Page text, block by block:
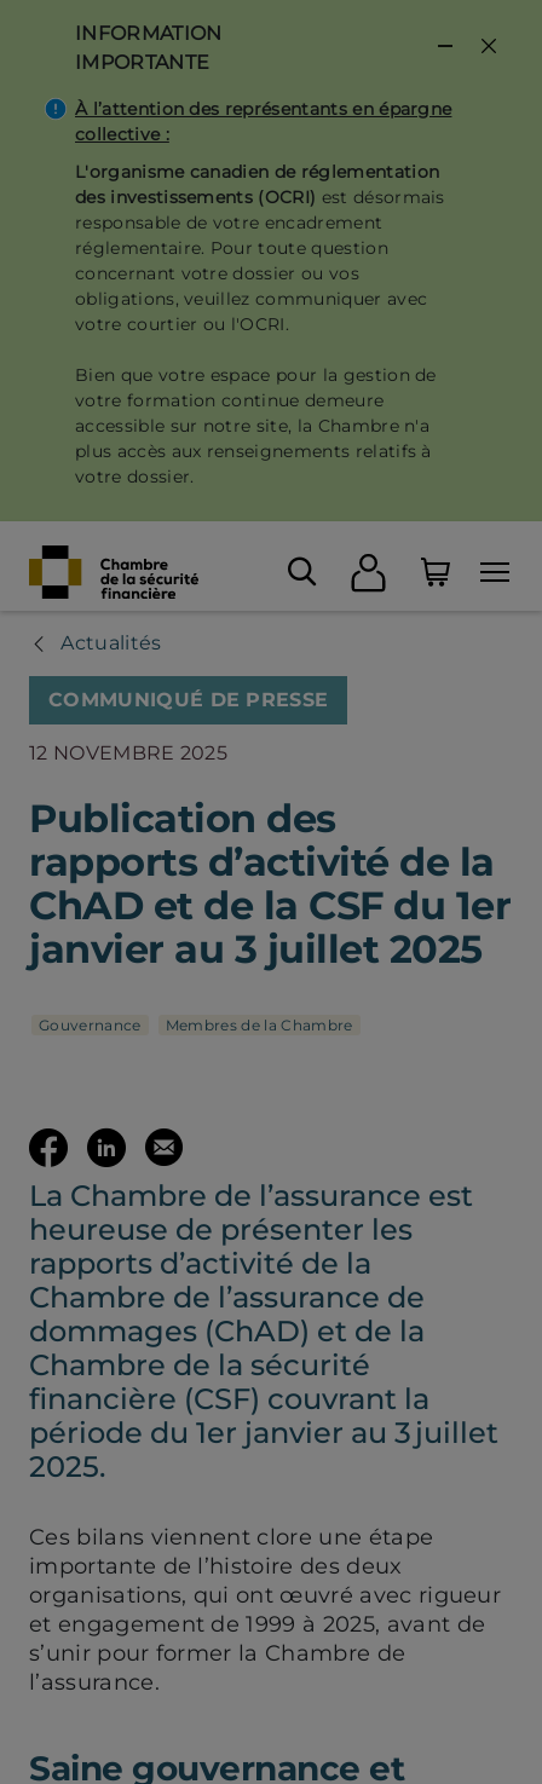
contenu
principal
INFORMATION
IMPORTANTE
À l’attention des représentants en épargne
collective :
L'organisme canadien de réglementation
des investissements (OCRI) est désormais
responsable de votre encadrement
réglementaire. Pour toute question
concernant votre dossier ou vos
obligations, veuillez communiquer avec
votre courtier ou l'OCRI.
Bien que votre espace pour la gestion de
votre formation continue demeure
accessible sur notre site, la Chambre n'a
plus accès aux renseignements relatifs à
votre dossier.
Actualités
COMMUNIQUÉ DE PRESSE
12 NOVEMBRE 2025
Publication des
rapports d’activité de la
ChAD et de la CSF du 1er
janvier au 3 juillet 2025
Gouvernance Membres de la Chambre
Partager
sur
Facebook
(ouvre
dans
un
nouvel
onglet)
Partager
sur
LinkedIn
(ouvre
dans
un
nouvel
onglet)
Envoyer
cette
page
par
mail
(ouvre votre
La Chambre de l’assurance est
heureuse de présenter les
rapports d’activité de la
Chambre de l’assurance de
dommages (ChAD) et de la
Chambre de la sécurité
financière (CSF) couvrant la
période du 1er janvier au 3 juillet
2025.
Ces bilans viennent clore une étape
importante de l’histoire des deux
organisations, qui ont œuvré avec rigueur
et engagement de 1999 à 2025, avant de
s’unir pour former la Chambre de
l’assurance.
Saine gouvernance et